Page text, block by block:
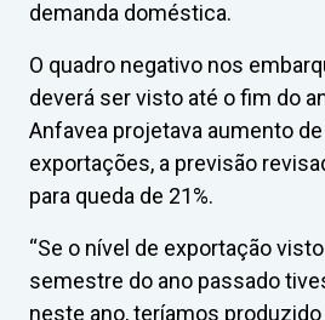
demanda doméstica.
O quadro negativo nos
deverá ser visto até o fim do
Anfavea projetava aumento de
exportações, a previsão
para queda de 21%.
“Se o nível de exportação
semestre do ano passado
neste ano, teríamos produzido